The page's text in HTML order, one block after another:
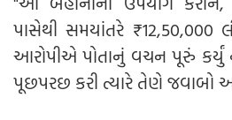
પાસેથી સમયાંતરે ₹12,50,000
આરોપીએ પોતાનું વચન પૂરું
પૂછપરછ કરી ત્યારે તેણે જવાબો